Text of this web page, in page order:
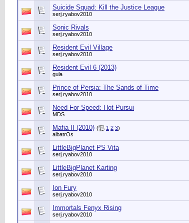
Suicide Squad: Kill the Justice League
serj.ryabov2010
Sonic Rivals
serj.ryabov2010
Resident Evil Village
serj.ryabov2010
Resident Evil 6 (2013)
gula
Prince of Persia: The Sands of Time
serj.ryabov2010
Need For Speed: Hot Pursui
MDS
Mafia II (2010) ( 1 2 3)
albatrOs
LittleBigPlanet PS Vita
serj.ryabov2010
LittleBigPlanet Karting
serj.ryabov2010
Ion Fury
serj.ryabov2010
Immortals Fenyx Rising
serj.ryabov2010